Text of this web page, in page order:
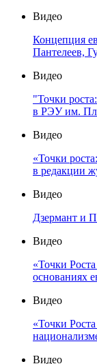
Видео
Концепция
Пантелеев,
Видео
"Точки
в РЭУ им.
Видео
«Точки
в редакции
Видео
Дзермант и
Видео
«Точки
основаниях
Видео
«Точки
Видео